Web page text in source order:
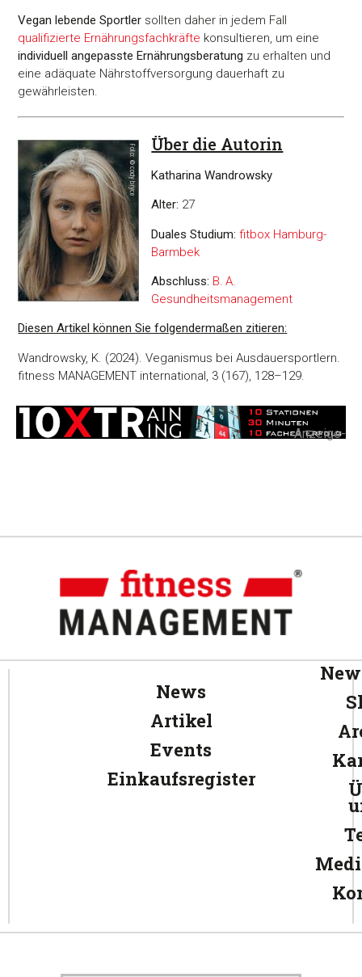
Vegan lebende Sportler sollten daher in jedem Fall
qualifizierte Ernährungsfachkräfte konsultieren, um eine
individuell angepasste Ernährungsberatung zu erhalten und
eine adäquate Nährstoffversorgung dauerhaft zu
gewährleisten.
Über die Autorin
Katharina Wandrowsky
Alter: 27
Duales Studium:fitbox Hamburg-
Barmbek
Abschluss: B. A.
Gesundheitsmanagement
Diesen Artikel können Sie folgendermaßen zitieren:
Wandrowsky, K. (2024). Veganismus bei Ausdauersportlern.
fitness MANAGEMENT international, 3 (167), 128–129.
-Anzeige-
News
Artikel
Events
Einkaufsregister